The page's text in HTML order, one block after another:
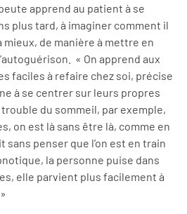
apprend au patient à se
plus tard, à imaginer comment il
de manière à mettre en
« On apprend aux
faciles à refaire chez soi, précise
à se centrer sur leurs propres
trouble du sommeil, par exemple,
on est là sans être là, comme en
sans penser que l’on est en train
la personne puise dans
elle parvient plus facilement à